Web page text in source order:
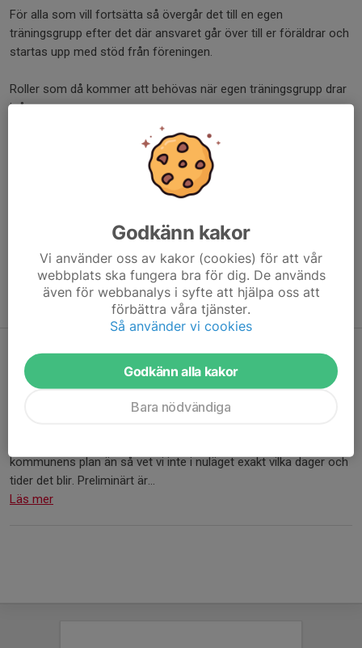
För alla som vill fortsätta så övergår det till en egen
träningsgrupp efter det där ansvaret går över till er föräldrar och
startas upp med stöd från föreningen.
Roller som då kommer att behövas när egen träningsgrupp drar
igång:
Vi kommer att ha ett föräldramöte i anslutning till sista prova-på
vara roligt att engagera dig som ledare i ditt barns idrott.
Det finns många sätt att engagera sig på och inga
ledarroller kräver tidigare fotbollserfarenhet.
Anmälan till fotbollsleken 2026,
födda 2021
0 kommentarer
kommunens plan än så vet vi inte i nuläget exakt vilka dager och
tider det blir. Preliminärt är...
Läs mer
Godkänn kakor
Vi använder oss av kakor (cookies) för att vår
webbplats ska fungera bra för dig. De används
även för webbanalys i syfte att hjälpa oss att
förbättra våra tjänster.
Så använder vi cookies
Godkänn alla kakor
Bara nödvändiga